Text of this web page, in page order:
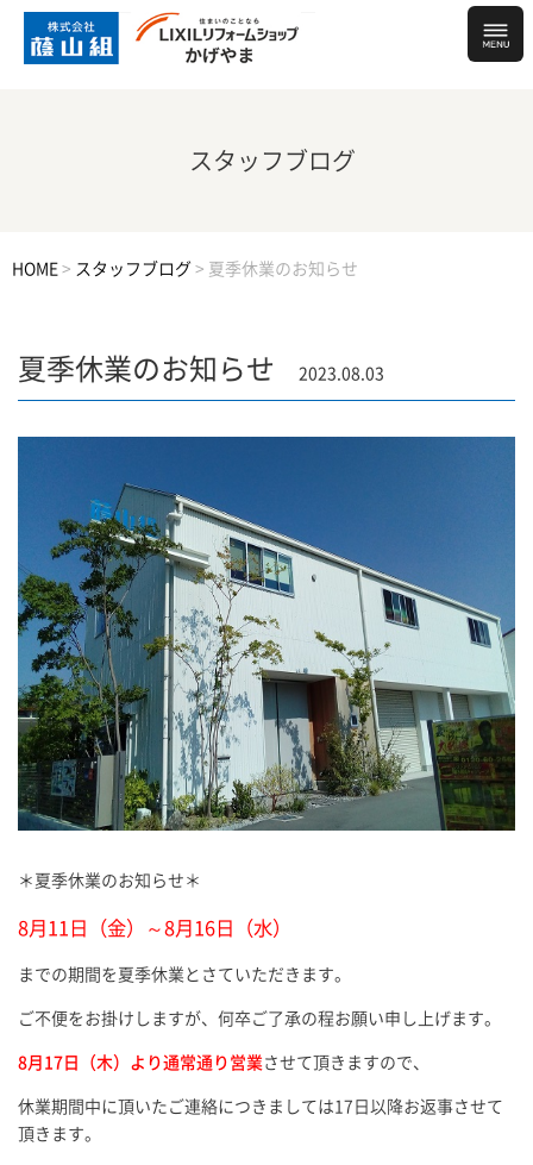
スタッフブログ
HOME > スタッフブログ > 夏季休業のお知らせ
夏季休業のお知らせ 2023.08.03
＊夏季休業のお知らせ＊
8月11日（金）～8月16日（水）
までの期間を夏季休業とさていただきます。
ご不便をお掛けしますが、何卒ご了承の程お願い申し上げます。
8月17日（木）より通常通り営業 させて頂きますので、
休業期間中に頂いたご連絡につきましては17日以降お返事させて
頂きます。